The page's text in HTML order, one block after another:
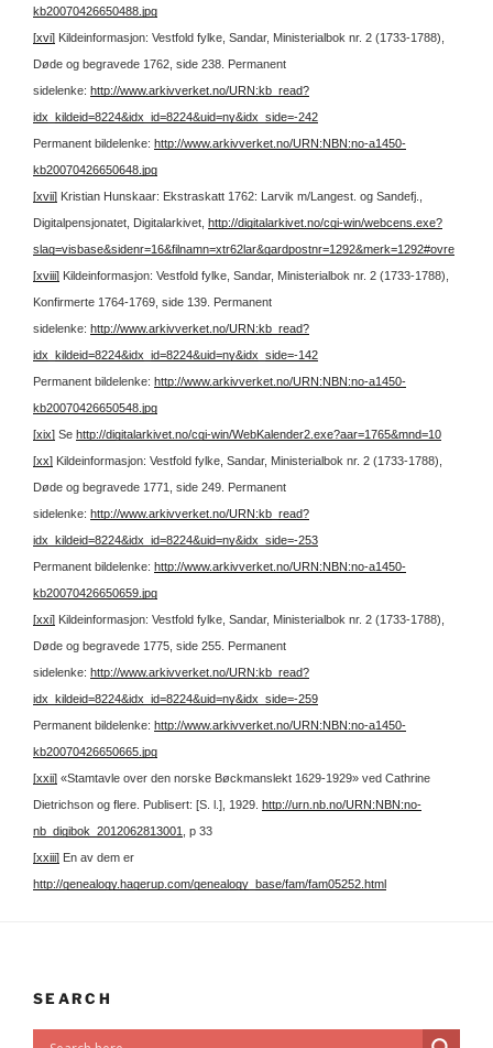
kb20070426650488.jpg
[xvi] Kildeinformasjon: Vestfold fylke, Sandar, Ministerialbok nr. 2 (1733-1788),
Døde og begravede 1762, side 238. Permanent
sidelenke: http://www.arkivverket.no/URN:kb_read?
idx_kildeid=8224&idx_id=8224&uid=ny&idx_side=-242
Permanent bildelenke: http://www.arkivverket.no/URN:NBN:no-a1450-
kb20070426650648.jpg
[xvii] Kristian Hunskaar: Ekstraskatt 1762: Larvik m/Langest. og Sandefj.,
Digitalpensjonatet, Digitalarkivet, http://digitalarkivet.no/cgi-win/webcens.exe?
slag=visbase&sidenr=16&filnamn=xtr62lar&gardpostnr=1292&merk=1292#ovre
[xviii] Kildeinformasjon: Vestfold fylke, Sandar, Ministerialbok nr. 2 (1733-1788),
Konfirmerte 1764-1769, side 139. Permanent
sidelenke: http://www.arkivverket.no/URN:kb_read?
idx_kildeid=8224&idx_id=8224&uid=ny&idx_side=-142
Permanent bildelenke: http://www.arkivverket.no/URN:NBN:no-a1450-
kb20070426650548.jpg
[xix] Se http://digitalarkivet.no/cgi-win/WebKalender2.exe?aar=1765&mnd=10
[xx] Kildeinformasjon: Vestfold fylke, Sandar, Ministerialbok nr. 2 (1733-1788),
Døde og begravede 1771, side 249. Permanent
sidelenke: http://www.arkivverket.no/URN:kb_read?
idx_kildeid=8224&idx_id=8224&uid=ny&idx_side=-253
Permanent bildelenke: http://www.arkivverket.no/URN:NBN:no-a1450-
kb20070426650659.jpg
[xxi] Kildeinformasjon: Vestfold fylke, Sandar, Ministerialbok nr. 2 (1733-1788),
Døde og begravede 1775, side 255. Permanent
sidelenke: http://www.arkivverket.no/URN:kb_read?
idx_kildeid=8224&idx_id=8224&uid=ny&idx_side=-259
Permanent bildelenke: http://www.arkivverket.no/URN:NBN:no-a1450-
kb20070426650665.jpg
[xxii] «Stamtavle over den norske Bøckmanslekt 1629-1929» ved Cathrine
Dietrichson og flere. Publisert: [S. l.], 1929. http://urn.nb.no/URN:NBN:no-
nb_digibok_2012062813001
, p 33
[xxiii] En av dem er
http://genealogy.hagerup.com/genealogy_base/fam/fam05252.html
SEARCH